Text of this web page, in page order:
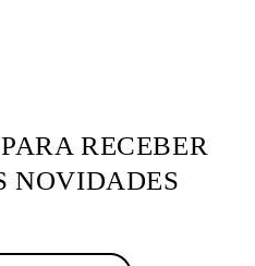
RECEBER
NOVIDADES